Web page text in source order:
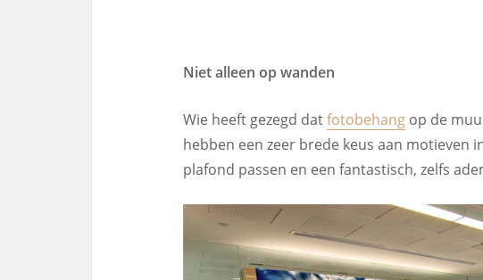
Niet alleen op wanden
Wie heeft gezegd datfotobehang op de
hebben een zeer brede keus aan motieven
plafond passen en een fantastisch, zelfs